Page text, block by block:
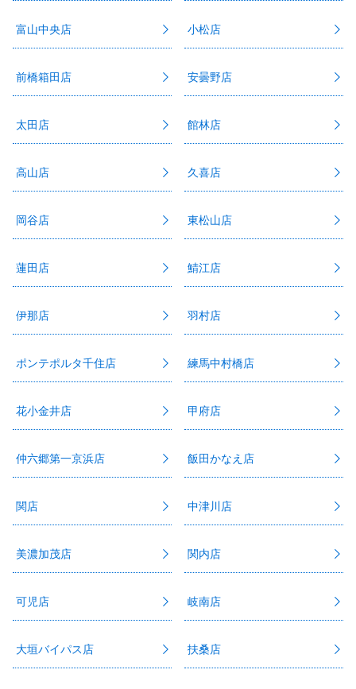
富山中央店 小松店
前橋箱田店 安曇野店
太田店 館林店
高山店 久喜店
岡谷店 東松山店
蓮田店 鯖江店
伊那店 羽村店
ポンテポルタ千住店 練馬中村橋店
花小金井店 甲府店
仲六郷第一京浜店 飯田かなえ店
関店 中津川店
美濃加茂店 関内店
可児店 岐南店
大垣バイパス店 扶桑店